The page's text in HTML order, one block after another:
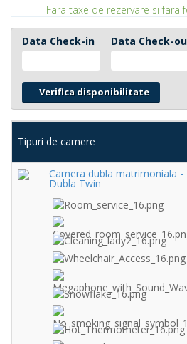
Fara taxe de rezervare si
Data Check-in Data Check-
Tipuri de camere
Camera dubla matrimoniala -
Dubla Twin